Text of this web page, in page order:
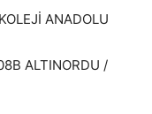
ANADOLU
ALTINORDU /